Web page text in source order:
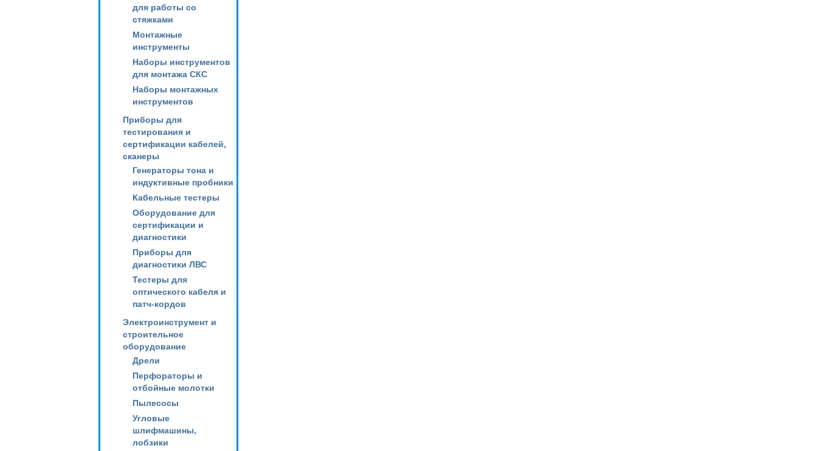
для работы со
стяжками
Монтажные
инструменты
Наборы инструментов
для монтажа СКС
Наборы монтажных
инструментов
Приборы для
тестирования и
сертификации кабелей,
сканеры
Генераторы тона и
индуктивные пробники
Кабельные тестеры
Оборудование для
сертификации и
диагностики
Приборы для
диагностики ЛВС
Тестеры для
оптического кабеля и
патч-кордов
Электроинструмент и
строительное
оборудование
Дрели
Перфораторы и
отбойные молотки
Пылесосы
Угловые
шлифмашины,
лобзики